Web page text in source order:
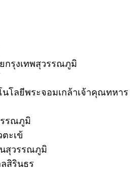
กรุงเทพสุวรรณภูมิ
โลยีพระจอมเกล้าเจ้าคุณทหาร
รณภูมิ
ะเข้
สุวรรณภูมิ
สิรินธร